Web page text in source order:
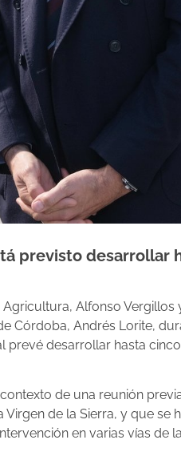
previsto desarrollar
Alfonso Vergillos
Andrés Lorite,
desarrollar hasta
de una reunión
de la Sierra, y que se
en varias vías de